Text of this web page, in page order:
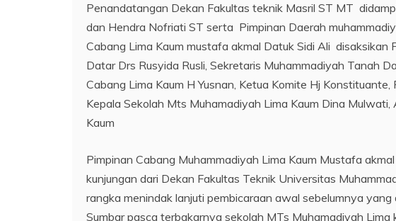
Penandatangan Dekan Fakultas teknik Masril ST MT
dan Hendra Nofriati ST serta Pimpinan Daerah
Cabang Lima Kaum mustafa akmal Datuk Sidi Ali
Datar Drs Rusyida Rusli, Sekretaris Muhammadiyah Tanah
Cabang Lima Kaum H Yusnan, Ketua Komite Hj
Kepala Sekolah Mts Muhamadiyah Lima Kaum Dina
Kaum
Pimpinan Cabang Muhammadiyah Lima Kaum Mustafa
kunjungan dari Dekan Fakultas Teknik Universitas
rangka menindak lanjuti pembicaraan awal sebelumnya
Sumbar pasca terbakarnya sekolah MTs Muhamadiyah